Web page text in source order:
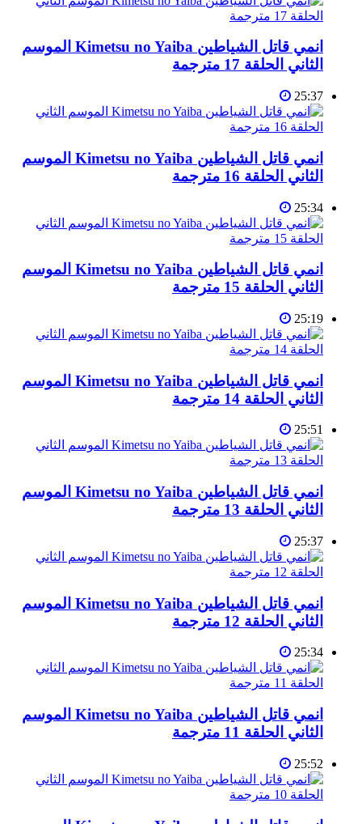
انمي قاتل الشياطين Kimetsu no Yaiba الموسم
الثاني الحلقة 17 مترجمة
25:37
انمي قاتل الشياطين Kimetsu no Yaiba الموسم
الثاني الحلقة 16 مترجمة
25:34
انمي قاتل الشياطين Kimetsu no Yaiba الموسم
الثاني الحلقة 15 مترجمة
25:19
انمي قاتل الشياطين Kimetsu no Yaiba الموسم
الثاني الحلقة 14 مترجمة
25:51
انمي قاتل الشياطين Kimetsu no Yaiba الموسم
الثاني الحلقة 13 مترجمة
25:37
انمي قاتل الشياطين Kimetsu no Yaiba الموسم
الثاني الحلقة 12 مترجمة
25:34
انمي قاتل الشياطين Kimetsu no Yaiba الموسم
الثاني الحلقة 11 مترجمة
25:52